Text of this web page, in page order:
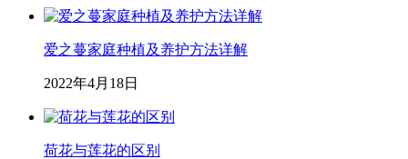
爱之蔓家庭种植及养护方法详解
2022年4月18日
荷花与莲花的区别